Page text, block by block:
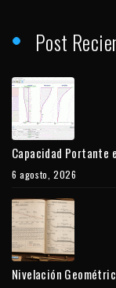
Post
Capacidad Portante
6 agosto, 2026
Nivelación